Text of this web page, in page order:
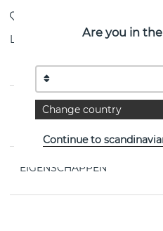
Levering: voorraadartikel
PRODUCTOMSCHRIJVING
EIGENSCHAPPEN
Are you in
Change country
Continue to